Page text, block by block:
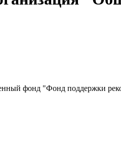
фонд "Фонд поддержки